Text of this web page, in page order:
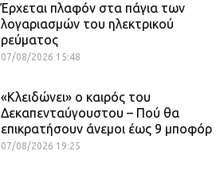
Έρχεται πλαφόν στα πάγια των
λογαριασμών του ηλεκτρικού
ρεύματος
07/08/2026 15:48
«Κλειδώνει» ο καιρός του
Δεκαπενταύγουστου – Πού θα
επικρατήσουν άνεμοι έως 9 μποφόρ
07/08/2026 19:25